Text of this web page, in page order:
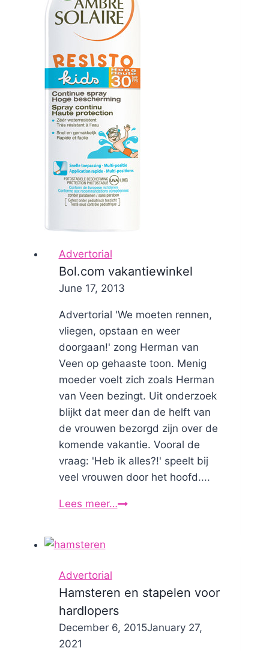
Advertorial
Bol.com vakantiewinkel
ByNicole
June 17, 2013
Advertorial 'We moeten rennen,
vliegen, opstaan en weer
doorgaan!' zong Herman van
Veen op gehaaste toon. Menig
moeder voelt zich zoals Herman
van Veen bezingt. Uit onderzoek
blijkt dat meer dan de helft van
de vrouwen bezorgd zijn over de
komende vakantie. Vooral de
vraag: 'Heb ik alles?!' speelt bij
veel vrouwen door het hoofd....
Lees meer…Bol.com
Advertorial
Hamsteren en stapelen voor
hardlopers
ByNicole
December 6, 2015January 27,
2021